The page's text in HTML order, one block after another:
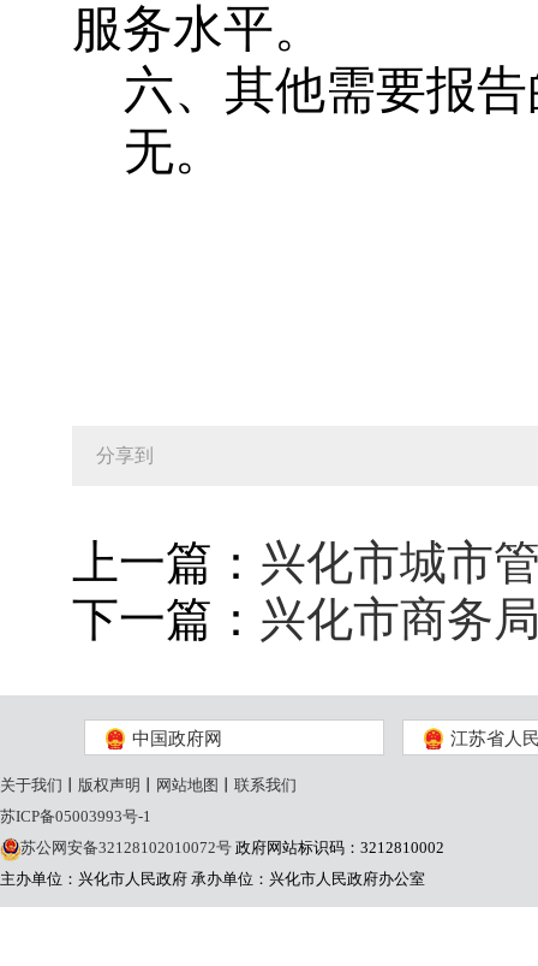
服务水平。
六、其他需要报
无。
分享到
上一篇： 兴化市城市
下一篇： 兴化市商务
中国政府网 江苏省人
关于我们 版权声明 网站地图
联系我们
苏ICP备05003993号-1
苏公网安备32128102010072号 政府网站标识码：3212810002
主办单位：兴化市人民政府 承办单位：兴化市人民政府办公室